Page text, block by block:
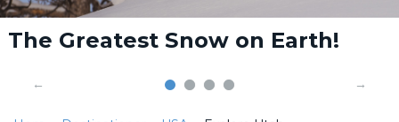
The Greatest Snow on Earth!